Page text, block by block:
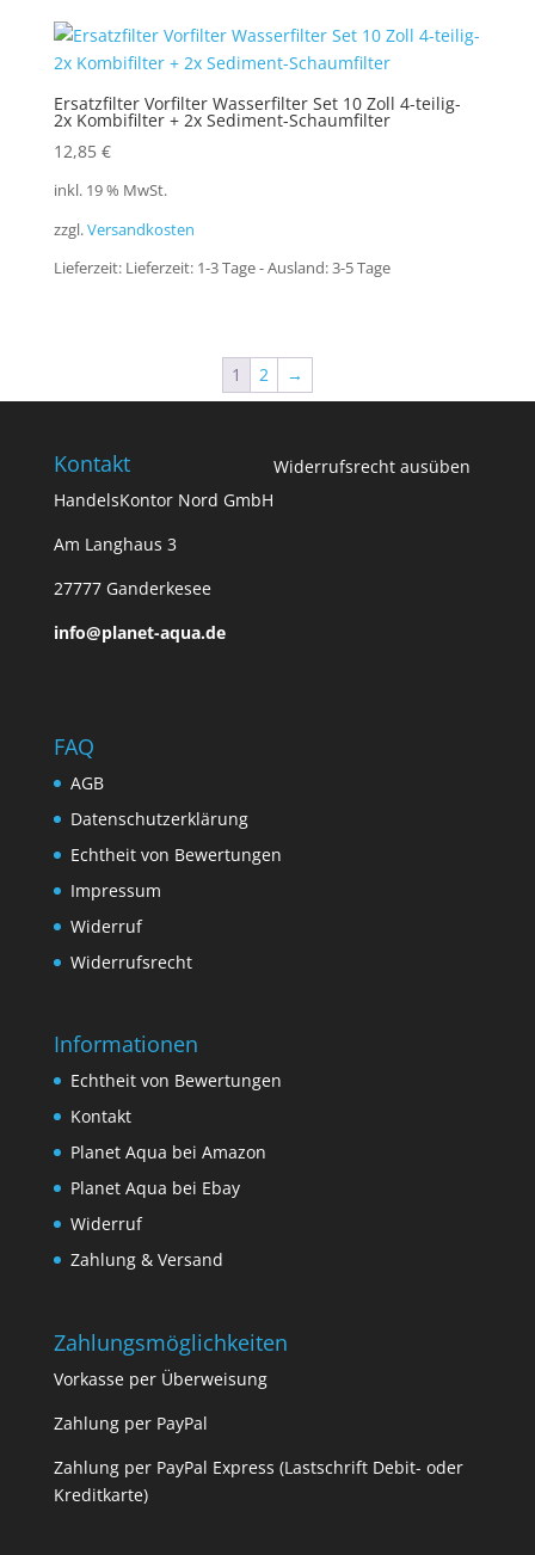
Ersatzfilter Vorfilter Wasserfilter Set 10 Zoll 4-teilig-
2x Kombifilter + 2x Sediment-Schaumfilter
12,85 €
inkl. 19 % MwSt.
zzgl.Versandkosten
Lieferzeit: Lieferzeit: 1-3 Tage - Ausland: 3-5 Tage
1 2 →
Kontakt
HandelsKontor Nord GmbH
Am Langhaus 3
27777 Ganderkesee
info@planet-aqua.de
Widerrufsrecht ausüben
FAQ
AGB
Datenschutzerklärung
Echtheit von Bewertungen
Impressum
Widerruf
Widerrufsrecht
Informationen
Echtheit von Bewertungen
Kontakt
Planet Aqua bei Amazon
Planet Aqua bei Ebay
Widerruf
Zahlung & Versand
Zahlungsmöglichkeiten
Vorkasse per Überweisung
Zahlung per PayPal
Zahlung per PayPal Express (Lastschrift Debit- oder
Kreditkarte)